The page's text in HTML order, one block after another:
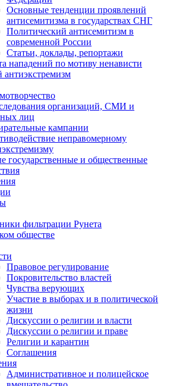
Основные тенденции проявлений
антисемитизма в государствах СНГ
Политический антисемитизм в
современной России
Статьи, доклады, репортажи
нападений по мотиву ненависти
организаций, СМИ и
лиц
кампании
неправомерному
государственные и общественные
фильтрации Рунета
обществе
Правовое регулирование
Покровительство властей
Чувства верующих
Участие в выборах и в политической
жизни
Дискуссии о религии и власти
Дискуссии о религии и праве
Религии и карантин
Соглашения
Административное и полицейское